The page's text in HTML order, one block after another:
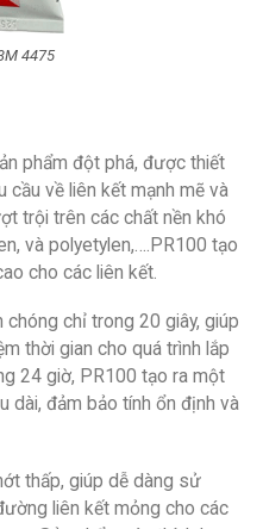
4475
phẩm đột phá, được thiết
cầu về liên kết mạnh mẽ và
trội trên các chất nền khó
và polyetylen,….PR100 tạo
cho các liên kết.
chóng chỉ trong 20 giây, giúp
thời gian cho quá trình lắp
24 giờ, PR100 tạo ra một
dài, đảm bảo tính ổn định và
thấp, giúp dễ dàng sử
liên kết mỏng cho các